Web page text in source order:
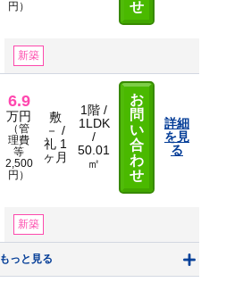
円）
せ
新築
6.9
万円
（管
理費
等
2,500
円）
敷
－ /
礼 1
ヶ月
1階 /
1LDK
/
50.01
㎡
お
問
い
合
わ
せ
詳細
を見
る
新築
もっと見る